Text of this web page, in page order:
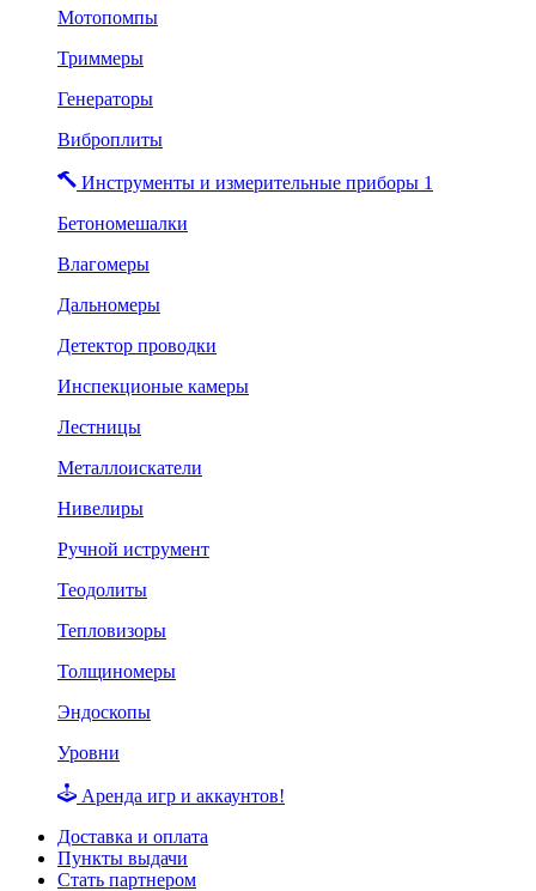
Мотопомпы
Триммеры
Генераторы
Виброплиты
Инструменты и измерительные приборы 1
Бетономешалки
Влагомеры
Дальномеры
Детектор проводки
Инспекционые камеры
Лестницы
Металлоискатели
Нивелиры
Ручной иструмент
Теодолиты
Тепловизоры
Толщиномеры
Эндоскопы
Уровни
Аренда игр и аккаунтов!
Доставка и оплата
Пункты выдачи
Стать партнером